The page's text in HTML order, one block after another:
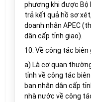
phương khi được Bộ
trả kết quả hồ sơ
doanh nhân APEC
dân cấp tỉnh giao).
10. Về công tác
a) Là cơ quan
tỉnh về công tác
ban nhân dân cấp
nhà nước về công